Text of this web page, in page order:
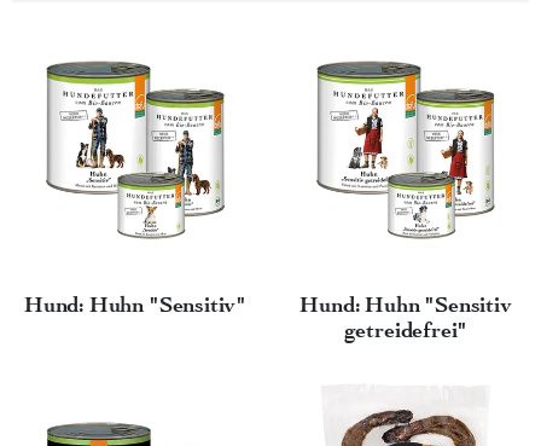
Hund: Huhn "Sensitiv"
Hund: Huhn "Sensitiv
getreidefrei"